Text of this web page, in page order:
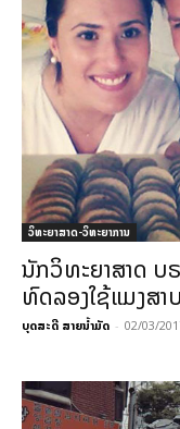
ວິທະຍາສາດ-ວິທະຍາການ
ນັກວິທະຍາສາດ ບ
ທົດລອງໃຊ້ແມງສ
ບຸດສະດີ ສາຍນ້ຳມັດ - 02/03/